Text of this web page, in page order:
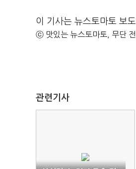
이 기사는 뉴스토마토 보
ⓒ 맛있는 뉴스토마토, 무단 전
관련기사